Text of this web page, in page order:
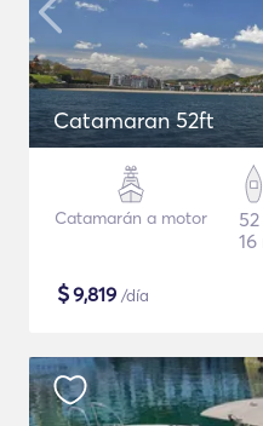
Catamaran 52ft
Catamarán a motor
16
$9,819 /día